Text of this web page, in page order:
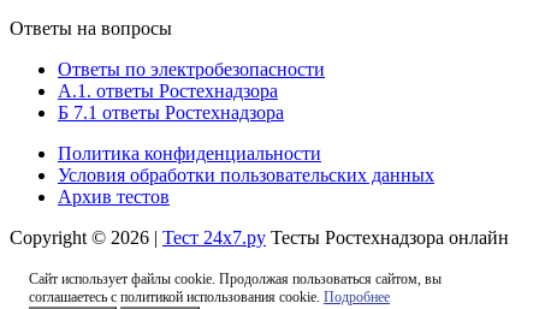
Ответы на вопросы
Ответы по электробезопасности
А.1. ответы Ростехнадзора
Б 7.1 ответы Ростехнадзора
Политика конфиденциальности
Условия обработки пользовательских данных
Архив тестов
Copyright © 2026 | Тест 24х7.ру Тесты Ростехнадзора онлайн
Сайт использует файлы cookie. Продолжая пользоваться сайтом, вы
соглашаетесь с политикой использования cookie. Подробнее